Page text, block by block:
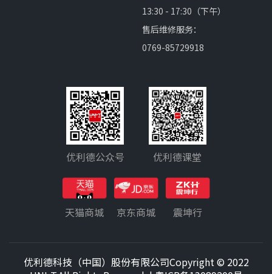
13:30 - 17:30（下午）
售后维修服务：
0769-85729918
优利德公众号 优利德课堂
天猫商城 京东商城 震坤行
优利德科技（中国）股份有限公司Copyright © 2022